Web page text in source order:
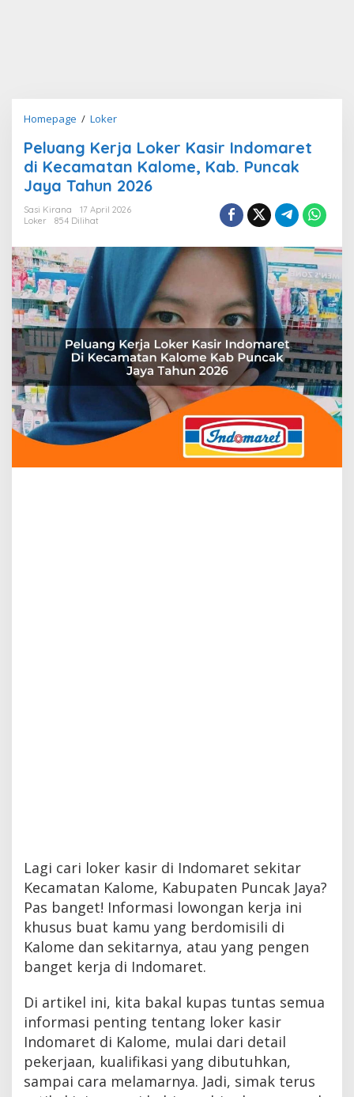
Homepage / LokerPeluang
Loker
Kasir
Indomaret
Kecamatan
Kab.
Tahun
2026
Peluang Kerja Loker Kasir Indomaret
di Kecamatan Kalome, Kab. Puncak
Jaya Tahun 2026
Sasi Kirana
17 April 2026
Loker
854 Dilihat
Lagi cari loker kasir di Indomaret sekitar
Kecamatan Kalome, Kabupaten Puncak Jaya?
Pas banget! Informasi lowongan kerja ini
khusus buat kamu yang berdomisili di
Kalome dan sekitarnya, atau yang pengen
banget kerja di Indomaret.
Di artikel ini, kita bakal kupas tuntas semua
informasi penting tentang loker kasir
Indomaret di Kalome, mulai dari detail
pekerjaan, kualifikasi yang dibutuhkan,
sampai cara melamarnya. Jadi, simak terus